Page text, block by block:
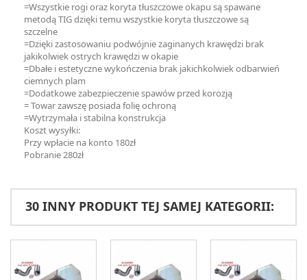
=Wszystkie rogi oraz koryta tłuszczowe okapu są spawane
metodą TIG dzięki temu wszystkie koryta tłuszczowe są
szczelne
=Dzięki zastosowaniu podwójnie zaginanych krawędzi brak
jakikolwiek ostrych krawędzi w okapie
=Dbałe i estetyczne wykończenia brak jakichkolwiek odbarwień
ciemnych plam
=Dodatkowe zabezpieczenie spawów przed korozją
= Towar zawszę posiada folię ochroną
=Wytrzymała i stabilna konstrukcja
Koszt wysyłki:
Przy wpłacie na konto 180zł
Pobranie 280zł
30 INNY PRODUKT TEJ SAMEJ KATEGORII: